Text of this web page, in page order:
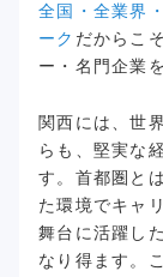
全国・全業界
ーク だからこ
ー・名門企業
関西には、世
らも、堅実な
す。首都圏と
た環境でキャ
舞台に活躍し
なり得ます。